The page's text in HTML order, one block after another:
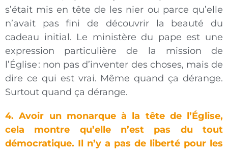
s’était mis en tête de les nier ou parce qu’elle
n’avait pas fini de découvrir la beauté du
cadeau initial. Le ministère du pape est une
expression particulière de la mission de
l’Église : non pas d’inventer des choses, mais de
dire ce qui est vrai. Même quand ça dérange.
Surtout quand ça dérange.
4. Avoir un monarque à la tête de l’Église,
cela montre qu’elle n’est pas du tout
démocratique. Il n’y a pas de liberté pour les